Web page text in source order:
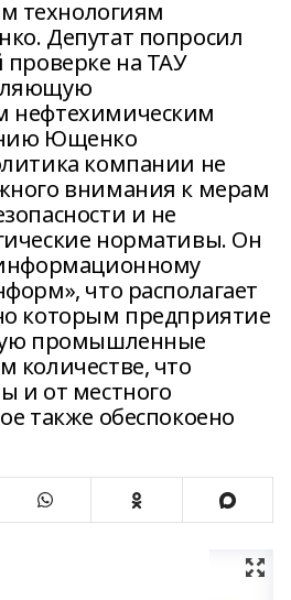
технологиям
Депутат попросил
проверке на ТАУ
нефтехимическим
Ющенко
компании не
внимания к мерам
и не
нормативы. Он
что располагает
которым предприятие
промышленные
количестве, что
и от местного
также обеспокоено